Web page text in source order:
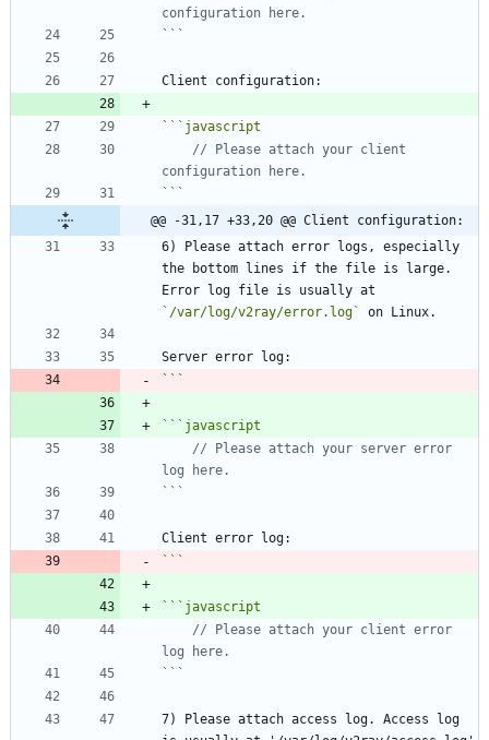
```
``` javascript
// Please attach your client
```
@@ -31,17 +33,20 @@ Client configuration:
6) Please attach error logs, especially
the bottom lines if the file is large.
`/var/log/v2ray/error.log`
``` javascript
// Please attach your server error
```
``` javascript
// Please attach your client error
```
7) Please attach access log. Access log